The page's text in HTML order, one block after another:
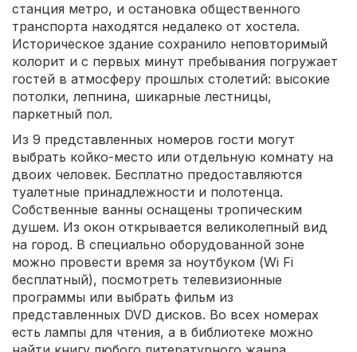
станция метро, и остановка общественного
транспорта находятся недалеко от хостела.
Историческое здание сохранило неповторимый
колорит и с первых минут пребывания погружает
гостей в атмосферу прошлых столетий: высокие
потолки, лепнина, шикарные лестницы,
паркетный пол.
Из 9 представленных номеров гости могут
выбрать койко-место или отдельную комнату на
двоих человек. Бесплатно предоставляются
туалетные принадлежности и полотенца.
Собственные ванны оснащены тропическим
душем. Из окон открывается великолепный вид
на город. В специально оборудованной зоне
можно провести время за ноутбуком (Wi Fi
бесплатный), посмотреть телевизионные
программы или выбрать фильм из
представленных DVD дисков. Во всех номерах
есть лампы для чтения, а в библиотеке можно